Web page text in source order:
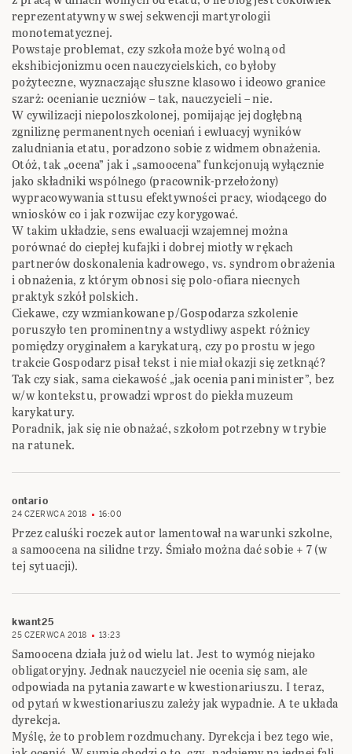
reprezentatywny w swej sekwencji martyrologii
monotematycznej.
Powstaje problemat, czy szkoła może być wolną od
ekshibicjonizmu ocen nauczycielskich, co byłoby
pożyteczne, wyznaczając słuszne klasowo i ideowo granice
szarż: ocenianie uczniów – tak, nauczycieli – nie.
W cywilizacji niepoloszkolonej, pomijając jej dogłębną
zgniliznę permanentnych oceniań i ewluacyj wyników
zaludniania etatu, poradzono sobie z widmem obnażenia.
Otóż, tak „ocena” jak i „samoocena” funkcjonują wyłącznie
jako składniki wspólnego (pracownik-przełożony)
wypracowywania sttusu efektywności pracy, wiodącego do
wniosków co i jak rozwijac czy korygować.
W takim układzie, sens ewaluacji wzajemnej można
porównać do ciepłej kufajki i dobrej miotły w rękach
partnerów doskonalenia kadrowego, vs. syndrom obrażenia
i obnażenia, z którym obnosi się polo-ofiara niecnych
praktyk szkół polskich.
Ciekawe, czy wzmiankowane p/Gospodarza szkolenie
poruszyło ten prominentny a wstydliwy aspekt różnicy
pomiędzy oryginałem a karykaturą, czy po prostu w jego
trakcie Gospodarz pisał tekst i nie miał okazji się zetknąć?
Tak czy siak, sama ciekawość „jak ocenia pani minister”, bez
w/w kontekstu, prowadzi wprost do piekła muzeum
karykatury.
Poradnik, jak się nie obnażać, szkołom potrzebny w trybie
na ratunek.
ontario
24 CZERWCA 2018 16:00
Przez caluśki roczek autor lamentował na warunki szkolne,
a samoocena na silidne trzy. Śmiało można dać sobie + 7 (w
tej sytuacji).
kwant25
25 CZERWCA 2018 13:23
Samoocena działa już od wielu lat. Jest to wymóg niejako
obligatoryjny. Jednak nauczyciel nie ocenia się sam, ale
odpowiada na pytania zawarte w kwestionariuszu. I teraz,
od pytań w kwestionariuszu zależy jak wypadnie. A te układa
dyrekcja.
Myślę, że to problem rozdmuchany. Dyrekcja i bez tego wie,